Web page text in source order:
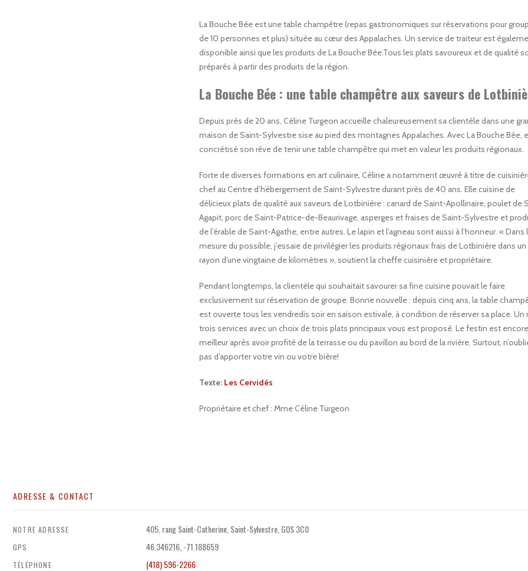
La Bouche Bée est une table champêtre (repas gastronomiques sur réservations pour
de 10 personnes et plus) située au cœur des Appalaches. Un service de traiteur est
disponible ainsi que les produits de La Bouche Bée.Tous les plats savoureux et de qualité
préparés à partir des produits de la région.
La Bouche Bée : une table champêtre aux saveurs de
Depuis près de 20 ans, Céline Turgeon accueille chaleureusement sa clientèle dans une
maison de Saint-Sylvestre sise au pied des montagnes Appalaches. Avec La Bouche Bée,
concrétisé son rêve de tenir une table champêtre qui met en valeur les produits régionaux.
Forte de diverses formations en art culinaire, Céline a notamment œuvré à titre de
chef au Centre d’hébergement de Saint-Sylvestre durant près de 40 ans. Elle cuisine de
délicieux plats de qualité aux saveurs de Lotbinière : canard de Saint-Apollinaire, poulet de
Agapit, porc de Saint-Patrice-de-Beaurivage, asperges et fraises de Saint-Sylvestre et
de l’érable de Saint-Agathe, entre autres. Le lapin et l’agneau sont aussi à l’honneur. « Dans
mesure du possible, j’essaie de privilégier les produits régionaux frais de Lotbinière dans un
rayon d’une vingtaine de kilomètres », soutient la cheffe cuisinière et propriétaire.
Pendant longtemps, la clientèle qui souhaitait savourer sa fine cuisine pouvait le faire
exclusivement sur réservation de groupe. Bonne nouvelle : depuis cinq ans, la table
est ouverte tous les vendredis soir en saison estivale, à condition de réserver sa place. Un
trois services avec un choix de trois plats principaux vous est proposé. Le festin est encore
meilleur après avoir profité de la terrasse ou du pavillon au bord de la rivière. Surtout,
pas d’apporter votre vin ou votre bière!
Texte: Les Cervidés
Propriétaire et chef : Mme Céline Turgeon
ADRESSE & CONTACT
NOTRE ADRESSE 405, rang Saint-Catherine, Saint-Sylvestre, G0S 3C0
GPS 46.346216, -71.188659
TÉLÉPHONE (418) 596-2266